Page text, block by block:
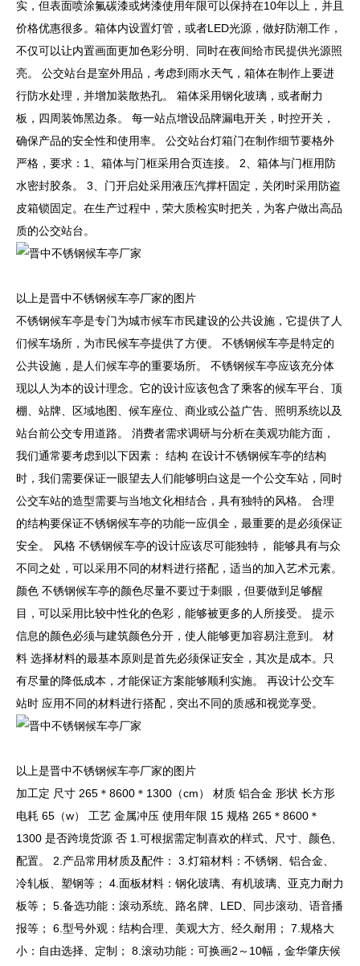
实，但表面喷涂氟碳漆或烤漆使用年限可以保持在10年以上，并且
价格优惠很多。箱体内设置灯管，或者LED光源，做好防潮工作，
不仅可以让内置画面更加色彩分明、同时在夜间给市民提供光源照
亮。 公交站台是室外用品，考虑到雨水天气，箱体在制作上要进
行防水处理，并增加装散热孔。 箱体采用钢化玻璃，或者耐力
板，四周装饰黑边条。 每一站点增设品牌漏电开关，时控开关，
确保产品的安全性和使用率。 公交站台灯箱门在制作细节要格外
严格，要求：1、箱体与门框采用合页连接。 2、箱体与门框用防
水密封胶条。 3、门开启处采用液压汽撑杆固定，关闭时采用防盗
皮箱锁固定。在生产过程中，荣大质检实时把关，为客户做出高品
质的公交站台。
以上是晋中不锈钢候车亭厂家的图片
不锈钢候车亭是专门为城市候车市民建设的公共设施，它提供了人
们候车场所，为市民候车亭提供了方便。 不锈钢候车亭是特定的
公共设施，是人们候车亭的重要场所。 不锈钢候车亭应该充分体
现以人为本的设计理念。它的设计应该包含了乘客的候车平台、顶
棚、站牌、区域地图、候车座位、商业或公益广告、照明系统以及
站台前公交专用道路。 消费者需求调研与分析在美观功能方面，
我们通常要考虑到以下因素： 结构 在设计不锈钢候车亭的结构
时，我们需要保证一眼望去人们能够明白这是一个公交车站，同时
公交车站的造型需要与当地文化相结合，具有独特的风格。 合理
的结构要保证不锈钢候车亭的功能一应俱全，最重要的是必须保证
安全。 风格 不锈钢候车亭的设计应该尽可能独特， 能够具有与众
不同之处，可以采用不同的材料进行搭配，适当的加入艺术元素。
颜色 不锈钢候车亭的颜色尽量不要过于刺眼，但要做到足够醒
目，可以采用比较中性化的色彩，能够被更多的人所接受。 提示
信息的颜色必须与建筑颜色分开，使人能够更加容易注意到。 材
料 选择材料的最基本原则是首先必须保证安全，其次是成本。只
有尽量的降低成本，才能保证方案能够顺利实施。 再设计公交车
站时 应用不同的材料进行搭配，突出不同的质感和视觉享受。
以上是晋中不锈钢候车亭厂家的图片
加工定 尺寸 265＊8600＊1300（cm） 材质 铝合金 形状 长方形
电耗 65（w） 工艺 金属冲压 使用年限 15 规格 265＊8600＊
1300 是否跨境货源 否 1.可根据需定制喜欢的样式、尺寸、颜色、
配置。 2.产品常用材质及配件： 3.灯箱材料：不锈钢、铝合金、
冷轧板、塑钢等； 4.面板材料：钢化玻璃、有机玻璃、亚克力耐力
板等； 5.备选功能：滚动系统、路名牌、LED、同步滚动、语音播
报等； 6.型号外观：结构合理、美观大方、经久耐用； 7.规格大
小：自由选择、定制； 8.滚动功能：可换画2～10幅，金华肇庆候